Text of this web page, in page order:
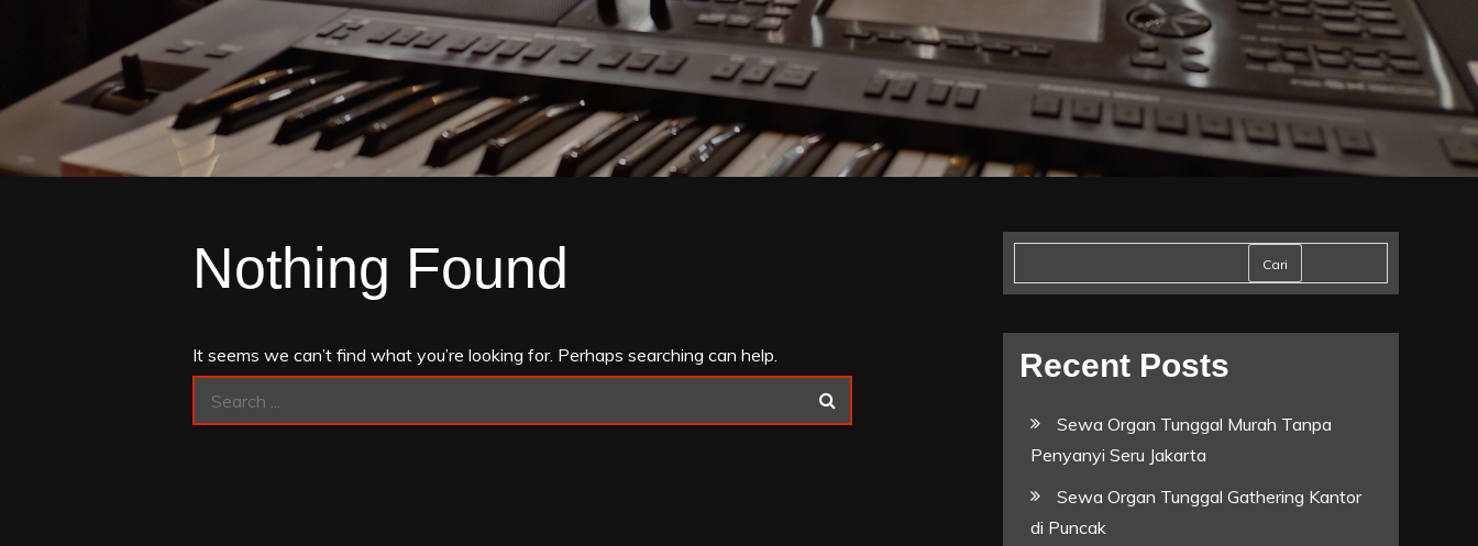
Nothing Found
It seems we can’t find what you’re looking for. Perhaps searching can help.
Search
for:
Cari
Recent Posts
Sewa Organ Tunggal Murah Tanpa
Penyanyi Seru Jakarta
Sewa Organ Tunggal Gathering Kantor
di Puncak